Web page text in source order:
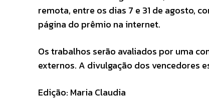
remota, entre os dias 7 e 31 de agosto,
página do prêmio na internet.
Os trabalhos serão avaliados por uma
externos. A divulgação dos vencedores
Edição: Maria Claudia